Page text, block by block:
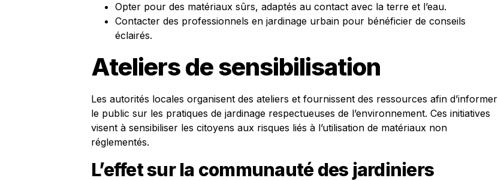
Opter pour des matériaux sûrs, adaptés au contact avec la terre et l’eau.
Contacter des professionnels en jardinage urbain pour bénéficier de conseils
éclairés.
Ateliers de sensibilisation
Les autorités locales organisent des ateliers et fournissent des ressources afin d’informer
le public sur les pratiques de jardinage respectueuses de l’environnement. Ces initiatives
visent à sensibiliser les citoyens aux risques liés à l’utilisation de matériaux non
réglementés.
L’effet sur la communauté des jardiniers